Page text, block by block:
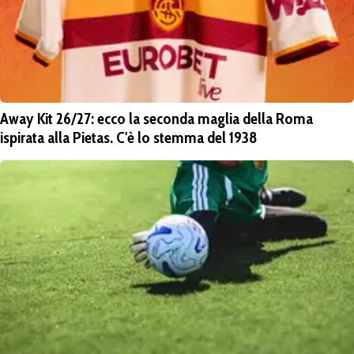
Away Kit 26/27: ecco la seconda maglia della Roma
ispirata alla Pietas. C'è lo stemma del 1938